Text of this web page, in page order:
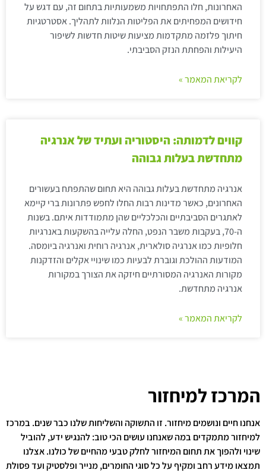
האחרונות, חלו התפתחויות משמעותיות בתחום זה, עם דגש על
חידושים המפחיתים את הפליטות הנלוות לתהליך. אסטרטגיות
חיתוך פלזמה מתקדמות מציעות שיטות חדשות לשיפור
היעילות והפחתת הנזק הסביבתי.
לקריאת המאמר »
קווים לדמותה: היסטוריה ועתיד של אנרגיה
מתחדשת בעלות גבוהה
אנרגיה מתחדשת בעלות גבוהה היא תחום שהתפתח בעשורים
האחרונים, כאשר מדינות רבות החלו לחפש פתרונות ברי קיימא
לאתגרים הסביבתיים והכלכליים שהן מתמודדות איתם. בשנות
ה-70, בעקבות משבר הנפט, החלה עלייה בהשקעות באנרגיות
חלופיות כמו אנרגיה סולארית, אנרגיה רוחית ואנרגיה ביומסה.
המודעות ההולכת וגוברת לבעיות כמו שינויי אקלים והזדקנות
מקורות האנרגיה המסורתיים חיזקה את הצורך במקורות
אנרגיה מתחדשת.
לקריאת המאמר »
המרכז למיחזור
אנחנו חיים ונושמים מיחזור. זו התשוקה והשליחות שלנו כבר שנים. במרכז
למיחזור מתמקדים במה שאנחנו עושים הכי טוב: להנגיש ידע, להוביל
שינוי ולהפוך את תחום המיחזור לחלק טבעי מהחיים של כולנו. אצלנו
תמצאו מידע רחב ומקיף על כל סוגי החומרים, מנייר ופלסטיק ועד פסולת